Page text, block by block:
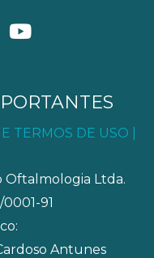
Y
o
u
e
TERMOS DE USO |
Oftalmologia Ltda.
91
Antunes